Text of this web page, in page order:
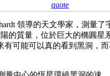
quote
領導的天文學家，測量了
的質量，位於巨大的橢圓星
有可能可以真的看到黑洞，